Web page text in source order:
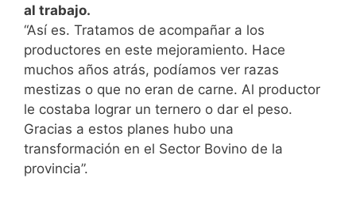
al trabajo.
“Así es. Tratamos de acompañar a los
productores en este mejoramiento. Hace
muchos años atrás, podíamos ver razas
mestizas o que no eran de carne. Al productor
le costaba lograr un ternero o dar el peso.
Gracias a estos planes hubo una
transformación en el Sector Bovino de la
provincia”.